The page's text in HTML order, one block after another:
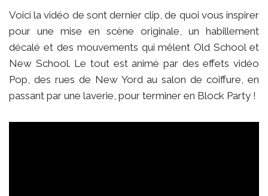
Voici la vidéo de sont dernier clip, de quoi vous inspirer
pour une mise en scène originale, un habillement
décalé et des mouvements qui mêlent Old School et
New School. Le tout est animé par des effets vidéo
Pop, des rues de New Yord au salon de coiffure, en
passant par une laverie, pour terminer en Block Party !